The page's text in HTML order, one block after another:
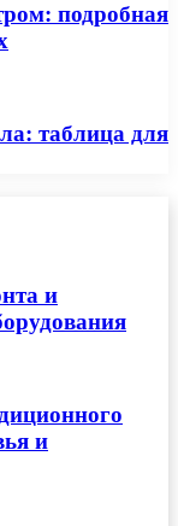
подробная
таблица для
и
и